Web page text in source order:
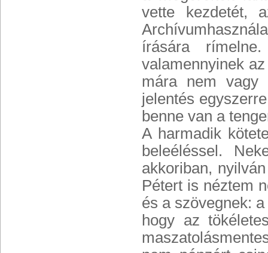
vette kezdetét,
írására
valamennyinek
mára nem vagy
jelentés
benne van a
A harmadik
beleéléssel.
akkoriban,
Pétert is néztem
és a szövegnek:
hogy az